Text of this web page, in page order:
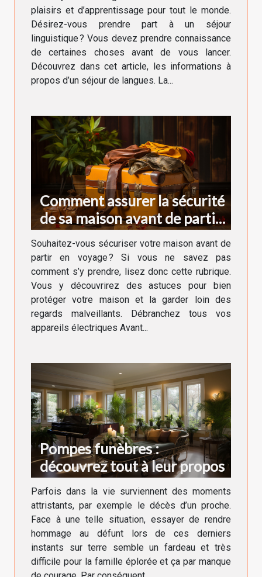
plaisirs et d’apprentissage pour tout le monde.
Désirez-vous prendre part à un séjour
linguistique ? Vous devez prendre connaissance
de certaines choses avant de vous lancer.
Découvrez dans cet article, les informations à
propos d’un séjour de langues. La...
Comment assurer la sécurité
de sa maison avant de partir
en voyage ?
Souhaitez-vous sécuriser votre maison avant de
partir en voyage ? Si vous ne savez pas
comment s’y prendre, lisez donc cette rubrique.
Vous y découvrirez des astuces pour bien
protéger votre maison et la garder loin des
regards malveillants. Débranchez tous vos
appareils électriques Avant...
Pompes funèbres :
découvrez tout à leur propos
Parfois dans la vie surviennent des moments
attristants, par exemple le décès d’un proche.
Face à une telle situation, essayer de rendre
hommage au défunt lors de ces derniers
instants sur terre semble un fardeau et très
difficile pour la famille éplorée et ça par manque